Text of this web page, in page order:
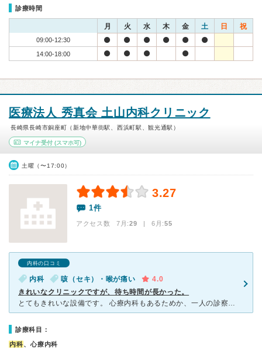
診療時間
月 火 水 木 金 土 日 祝
09:00-12:30
14:00-18:00
医療法人 秀真会 土山内科クリニック
長崎県長崎市銅座町（新地中華街駅、西浜町駅、観光通駅）
マイナ受付 (スマホ可)
土曜（〜17:00）
3.27
1件
アクセス数 7月:29 | 6月:55
内科の口コミ
内科 咳（セキ）・喉が痛い
4.0
きれいなクリニックですが、待ち時間が長かった。
とてもきれいな設備です。 心療内科もあるためか、一人の診察にかける時間が長いように思われます。 そのために、待ち時間が長くなってしまうのかと思いました。 とてもお客さんが多く座る場所を選
診療科目：
内科、心療内科